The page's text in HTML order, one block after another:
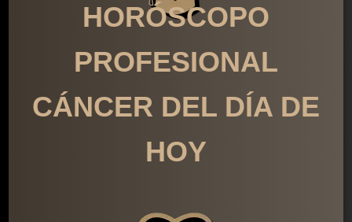
HORÓSCOPO
PROFESIONAL
CÁNCER DEL DÍA DE
HOY